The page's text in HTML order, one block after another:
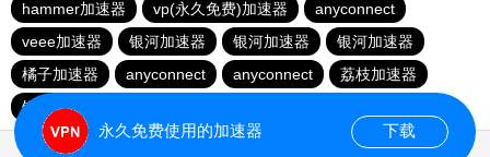
hammer加速器
vp(永久免费)加速器
anyconnect
veee加速器
银河加速器 银河加速器
银河加速器
橘子加速器
anyconnect anyconnect
荔枝加速器
银河加速器
永久免费使用的加速器 下载